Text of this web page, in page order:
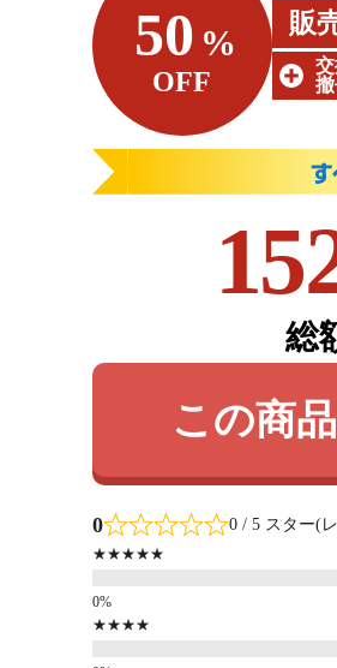
50 %
OFF
販
総
この商
0 0 / 5 スター(
★★★★★
★★★★